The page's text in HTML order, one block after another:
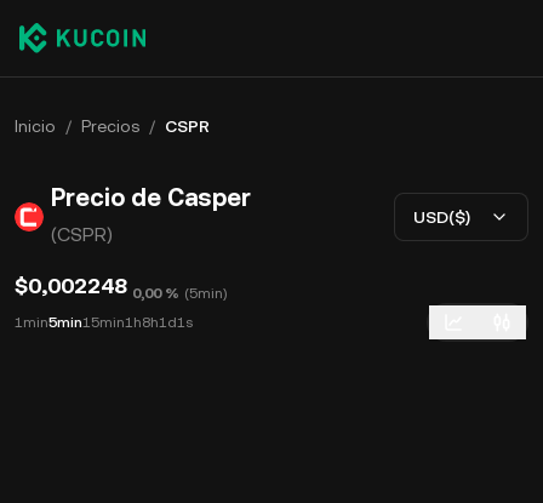
Inicio / Precios / CSPR
Precio de Casper
(CSPR)
USD($)
$0,002248 0,00 % (5min)
1min5min15min1h8h1d1s